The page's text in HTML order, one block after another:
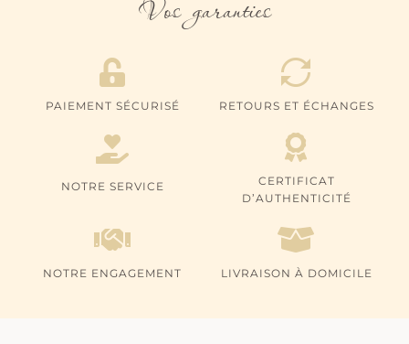
Vos garanties
PAIEMENT SÉCURISÉ RETOURS ET ÉCHANGES
NOTRE SERVICE
CERTIFICAT
D’AUTHENTICITÉ
NOTRE ENGAGEMENT LIVRAISON À DOMICILE